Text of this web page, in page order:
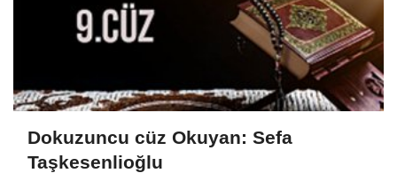
Dokuzuncu cüz Okuyan: Sefa
Taşkesenlioğlu